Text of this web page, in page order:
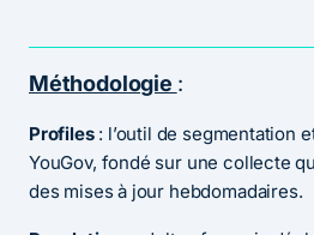
Méthodologie :
Profiles: l’outil de segmentation
YouGov, fondé sur une collecte
des mises à jour hebdomadaires.